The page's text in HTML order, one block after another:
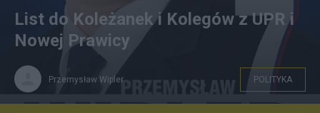
List do Koleżanek i Kolegów z UPR i
Nowej Prawicy
Przemysław Wipler POLITYKA